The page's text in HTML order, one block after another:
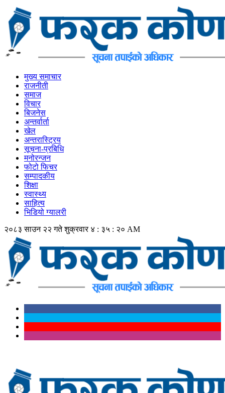
मुख्य समाचार
राजनीती
समाज
विचार
बिजनेस
अन्तर्वार्ता
खेल
अन्तरास्ट्रिय
सूचना-प्रबिधि
मनोरन्जन
फोटो फिचर
सम्पादकीय
शिक्षा
स्वास्थ्य
साहित्य
भिडियो ग्यालरी
२०८३ साउन २२ गते शुक्रवार ४ : ३५ : २१ AM